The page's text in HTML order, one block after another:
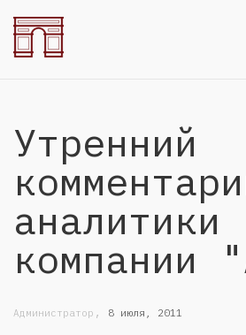
Утренний
аналитики
компании
Администратор , 8 июля, 2011